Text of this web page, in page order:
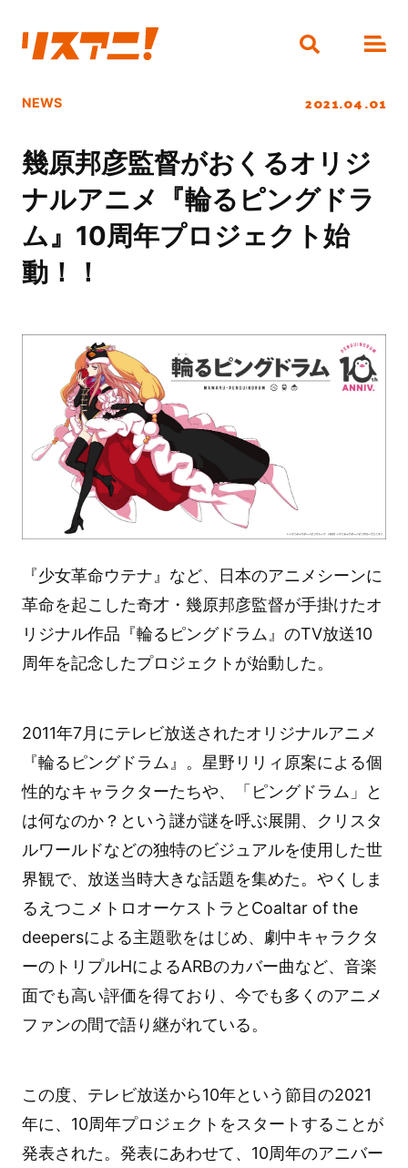
NEWS 2021.04.01
幾原邦彦監督がおくるオリジ
ナルアニメ『輪るピングドラ
ム』10周年プロジェクト始
動！！
『少女革命ウテナ』など、日本のアニメシーンに
革命を起こした奇才・幾原邦彦監督が手掛けたオ
リジナル作品『輪るピングドラム』のTV放送10
周年を記念したプロジェクトが始動した。
2011年7月にテレビ放送されたオリジナルアニメ
『輪るピングドラム』。星野リリィ原案による個
性的なキャラクターたちや、「ピングドラム」と
は何なのか？という謎が謎を呼ぶ展開、クリスタ
ルワールドなどの独特のビジュアルを使用した世
界観で、放送当時大きな話題を集めた。やくしま
るえつこメトロオーケストラとCoaltar of the
deepersによる主題歌をはじめ、劇中キャラクタ
ーのトリプルHによるARBのカバー曲など、音楽
面でも高い評価を得ており、今でも多くのアニメ
ファンの間で語り継がれている。
この度、テレビ放送から10年という節目の2021
年に、10周年プロジェクトをスタートすることが
発表された。発表にあわせて、10周年のアニバー